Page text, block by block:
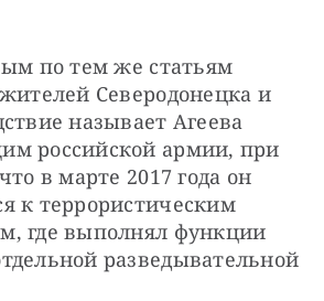
по тем же статьям
Северодонецка и
называет Агеева
российской армии, при
в марте 2017 года он
к террористическим
где выполнял функции
разведывательной